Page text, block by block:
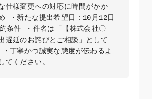
仕様変更への対応に時間がかか
・新たな提出希望日：10月12日
条件 ・件名は「【株式会社〇
遅延のお詫びとご相談」として
丁寧かつ誠実な態度が伝わるよ
てください。